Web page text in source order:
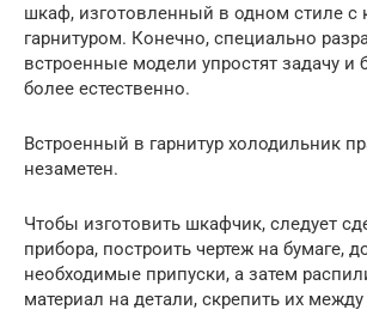
шкаф, изготовленный в одном стиле с
гарнитуром. Конечно, специально
встроенные модели упростят задачу и
более естественно.
Встроенный в гарнитур холодильник
незаметен.
Чтобы изготовить шкафчик, следует
прибора, построить чертеж на бумаге,
необходимые припуски, а затем
материал на детали, скрепить их